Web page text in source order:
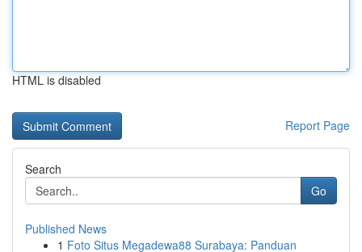
HTML is disabled
Report Page
Search
Go
Published News
1 Foto Situs Megadewa88 Surabaya: Panduan